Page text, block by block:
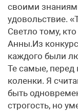
своими
удовольствие.
Светло тому,
Анны.Из
каждого были
Те самые, перед
коленки. Я
быть
строгость, но